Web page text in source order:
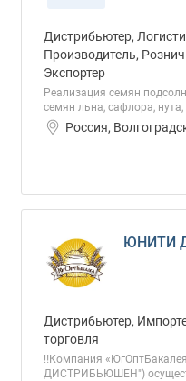
Дистрибьютер,
Производитель,
Экспортер
Реализация семян
семян льна, сафлора,
Россия,
ЮНИТИ
Дистрибьютер,
торговля
‼️Компания
ДИСТРИБЬЮШЕН")